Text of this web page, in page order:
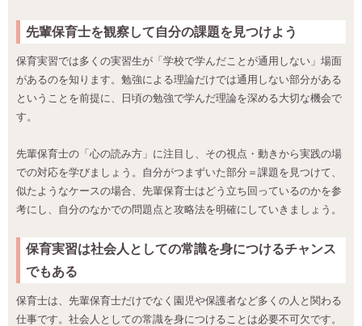
先輩保育士を観察して自分の課題を見つけよう
保育実習では多くの実習生が「学校で学んだことが通用しない」場面
があるのを知ります。勉強による理論だけでは通用しない部分がある
ということを前提に、日頃の勉強で学んだ理論を深める大切な機会で
す。
先輩保育士の「心の読み方」に注目し、その視点・動きから実践の場
での対応を学びましょう。自分がつまずいた部分＝課題を見つけて、
似たようなケースの場合、先輩保育士はどう立ち回っているのかを参
考にし、自分のなかでの問題点と攻略法を明確にしていきましょう。
保育実習は社会人としての常識を身につけるチャンス
でもある
保育士は、先輩保育士だけでなく園児や保護者など多くの人と関わる
仕事です。社会人としての常識を身につけることは必要不可欠です。